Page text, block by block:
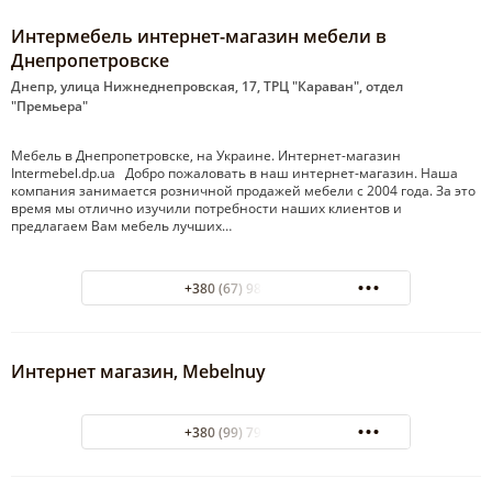
Интермебель интернет-магазин мебели в
Днепропетровске
Днепр, улица Нижнеднепровская, 17, ТРЦ "Караван", отдел
"Премьера"
Мебель в Днепропетровске, на Украине. Интернет-магазин
Intermebel.dp.ua Добро пожаловать в наш интернет-магазин. Наша
компания занимается розничной продажей мебели с 2004 года. За это
время мы отлично изучили потребности наших клиентов и
предлагаем Вам мебель лучших…
+380 (67) 980-60-92
Интернет магазин, Mebelnuy
+380 (99) 799-48-84